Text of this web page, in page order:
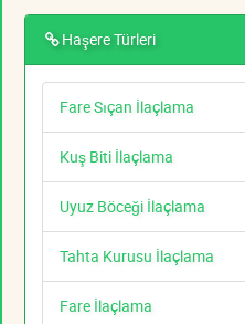
Haşere Türleri
Fare Sıçan İlaçlama
Kuş Biti İlaçlama
Uyuz Böceği İlaçlama
Tahta Kurusu İlaçlama
Fare İlaçlama